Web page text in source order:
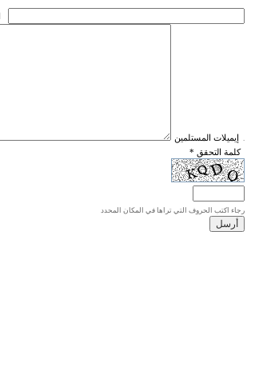
* إيميلات المستلمين اكتبوا كل إيميل في سطر واحد، والحد الأقصى للإيميلات هو 20 إيميلا.
* كلمة التحقق
رجاء اكتب الحروف التي تراها في المكان المحدد